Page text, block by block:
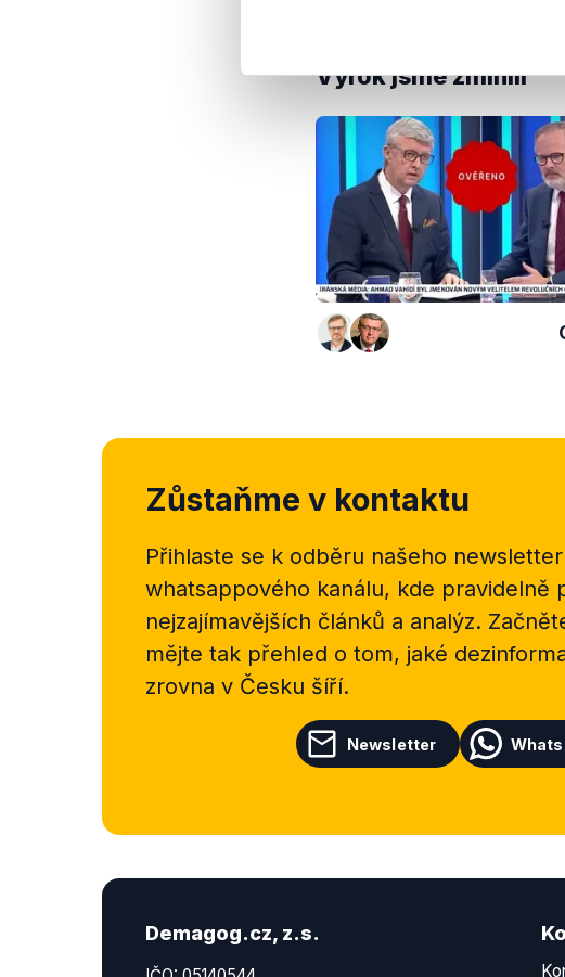
v posledním roce působení
Výrok jsme zmínili
Zůstaňme v kontaktu
Přihlaste se k odběru našeho
whatsappového kanálu, kde pravidelně
nejzajímavějších článků a analýz.
mějte tak přehled o tom, jaké
zrovna v Česku šíří.
Newsletter
Demagog.cz, z.s.